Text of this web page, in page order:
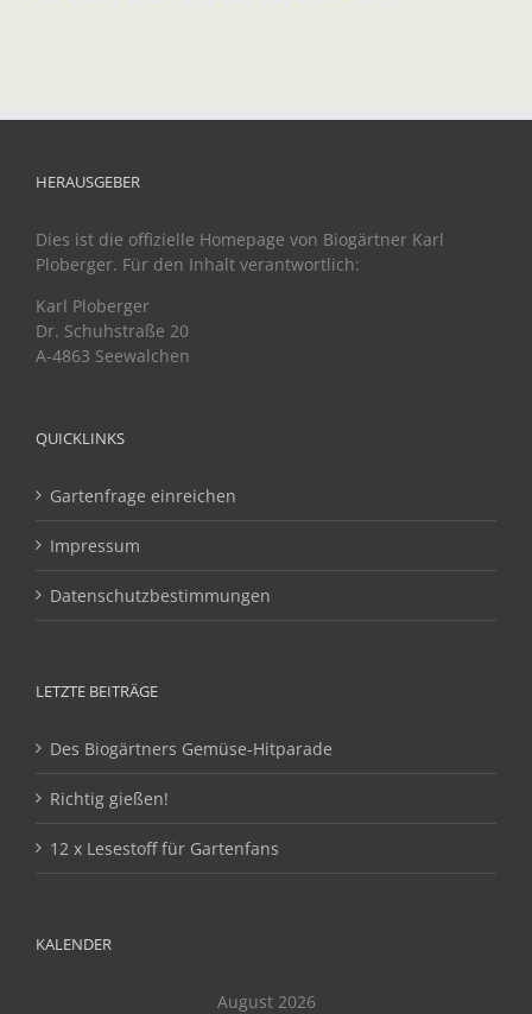
HERAUSGEBER
Dies ist die offizielle Homepage von Biogärtner Karl
Ploberger. Für den Inhalt verantwortlich:
Karl Ploberger
Dr. Schuhstraße 20
A-4863 Seewalchen
QUICKLINKS
Gartenfrage einreichen
Impressum
Datenschutzbestimmungen
LETZTE BEITRÄGE
Des Biogärtners Gemüse-Hitparade
Richtig gießen!
12 x Lesestoff für Gartenfans
KALENDER
August 2026